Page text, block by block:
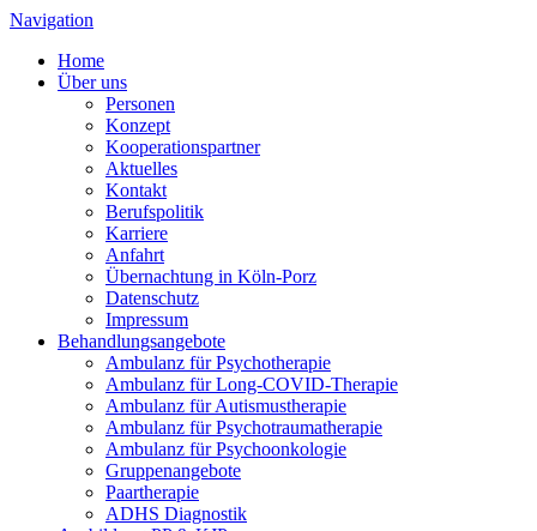
Navigation
Home
Über uns
Personen
Konzept
Kooperationspartner
Aktuelles
Kontakt
Berufspolitik
Karriere
Anfahrt
Übernachtung in Köln-Porz
Datenschutz
Impressum
Behandlungsangebote
Ambulanz für Psychotherapie
Ambulanz für Long-COVID-Therapie
Ambulanz für Autismustherapie
Ambulanz für Psychotraumatherapie
Ambulanz für Psychoonkologie
Gruppenangebote
Paartherapie
ADHS Diagnostik